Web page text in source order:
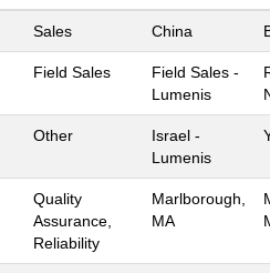
Sales China
Field Sales
Field Sales -
Lumenis
Other
Israel -
Lumenis
Quality
Assurance,
Reliability
Marlborough,
MA